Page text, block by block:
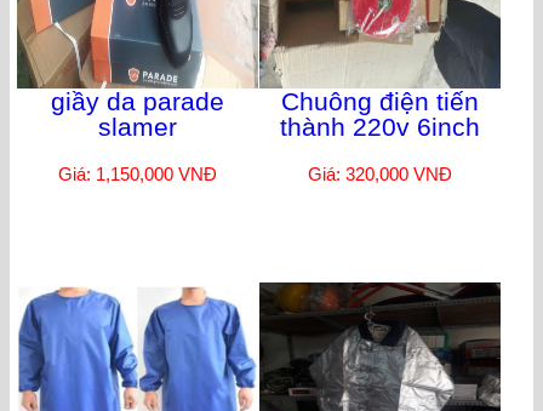
giầy da parade
slamer
Giá: 1,150,000 VNĐ
Chuông điện tiến
thành 220v 6inch
Giá: 320,000 VNĐ